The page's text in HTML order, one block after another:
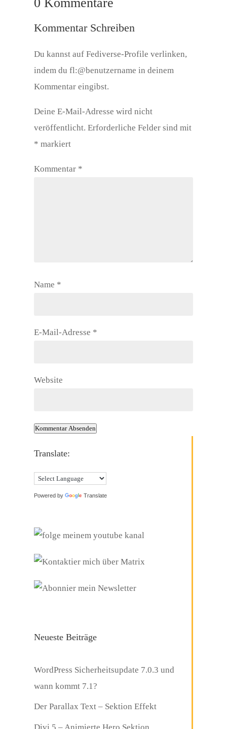
Kommentar Schreiben
Du kannst auf Fediverse-Profile verlinken,
indem du fl:@benutzername in deinem
Kommentar eingibst.
Deine E-Mail-Adresse wird nicht
veröffentlicht. Erforderliche Felder sind mit
* markiert
Kommentar *
Name *
E-Mail-Adresse *
Website
Kommentar Absenden
Translate:
Powered by Translate
Neueste Beiträge
WordPress Sicherheitsupdate 7.0.3 und
wann kommt 7.1?
Der Parallax Text – Sektion Effekt